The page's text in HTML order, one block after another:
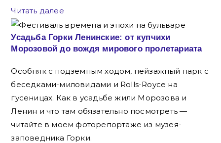
Читать далее
Усадьба Горки Ленинские: от купчихи
Морозовой до вождя мирового пролетариата
Особняк с подземным ходом, пейзажный парк с
беседками-миловидами и Rolls-Royce на
гусеницах. Как в усадьбе жили Морозова и
Ленин и что там обязательно посмотреть —
читайте в моем фоторепортаже из музея-
заповедника Горки.